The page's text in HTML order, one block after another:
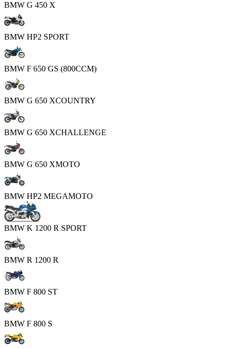
BMW G 450 X
BMW HP2 SPORT
BMW F 650 GS (800CCM)
BMW G 650 XCOUNTRY
BMW G 650 XCHALLENGE
BMW G 650 XMOTO
BMW HP2 MEGAMOTO
BMW K 1200 R SPORT
BMW R 1200 R
BMW F 800 ST
BMW F 800 S